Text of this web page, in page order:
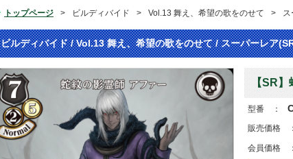
トップページ > ビルディバイド > Vol.13 舞え、希望の歌をのせて >
ビルディバイド / Vol.13 舞え、希望の歌をのせて / スーパーレア
【SR】
型番 ：
販売価格 ：
会員価格 ：